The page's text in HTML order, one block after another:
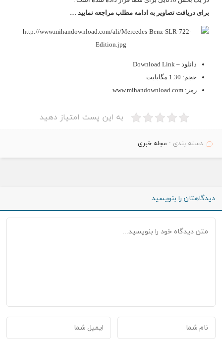
برای دریافت تصاویر به ادامه مطلب مراجعه نمایید …
دانلود – Download Link
حجم: 1.30 مگابایت
رمز: www.mihandownload.com
به این پست امتیاز دهید
دسته بندی : مجله خبری
دیدگاهتان را بنویسید